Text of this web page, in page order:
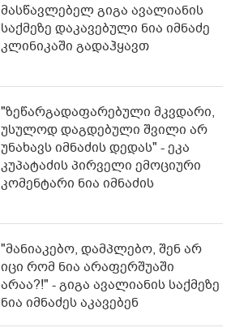
მასწავლებელ გიგა ავალიანის
საქმეზე დაკავებული ნია იმნაძე
კლინიკაში გადაჰყავთ
"ზეწარგადაფარებული მკვდარი,
უსულოდ დაგდებული შვილი არ
უნახავს იმნაძის დედას" - ეკა
კუპატაძის პირველი ემოციური
კომენტარი ნია იმნაძის
"მანიაკებო, დამპლებო, შენ არ
იცი რომ ნია არაფერშუაში
არაა?!" - გიგა ავალიანის საქმეზე
ნია იმნაძეს აკავებენ